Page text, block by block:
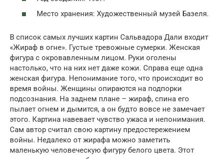
Место хранения: Художественный музей Базеля.
В список самых лучших картин Сальвадора Дали входит
«Жираф в огне». Густые тревожные сумерки. Женская
фигура с окровавленным лицом. Руки оголены
настолько, что на них нет даже кожи. Справа еще одна
женская фигура. Непонимание того, что происходит во
время войны. Женщины опираются на подпорки
подсознания. На заднем плане – жираф, спина его
пылает огнем и дымится, а он будто вовсе не замечает
этого. Картина навевает чувство ужаса и непонимания.
Сам автор считал свою картину предостережением
войны. Недалеко от жирафа можно заметить
маленькую человеческую фигуру белого цвета. Этот